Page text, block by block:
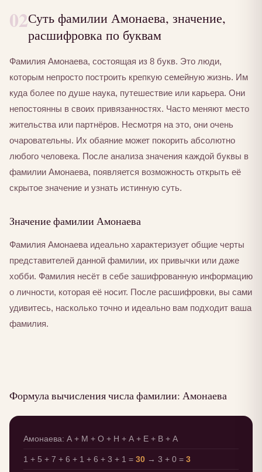
02Суть фамилии Амонаева, значение,
расшифровка по буквам
Фамилия Амонаева, состоящая из 8 букв. Это люди,
которым непросто построить крепкую семейную жизнь. Им
куда более по душе наука, путешествие или карьера. Они
непостоянны в своих привязанностях. Часто меняют место
жительства или партнёров. Несмотря на это, они очень
очаровательны. Их обаяние может покорить абсолютно
любого человека. После анализа значения каждой буквы в
фамилии Амонаева, появляется возможность открыть её
скрытое значение и узнать истинную суть.
Значение фамилии Амонаева
Фамилия Амонаева идеально характеризует общие черты
представителей данной фамилии, их привычки или даже
хобби. Фамилия несёт в себе зашифрованную информацию
о личности, которая её носит. После расшифровки, вы сами
удивитесь, насколько точно и идеально вам подходит ваша
фамилия.
Формула вычисления числа фамилии: Амонаева
Амонаева: А + М + О + Н + А + Е + В + А
1 + 5 + 7 + 6 + 1 + 6 + 3 + 1 = 30 → 3 + 0 = 3